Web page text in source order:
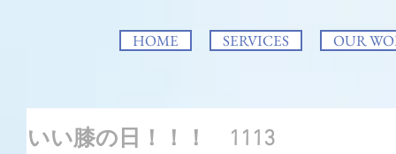
HOME SERVICES OUR
いい膝の日！！！ 1113